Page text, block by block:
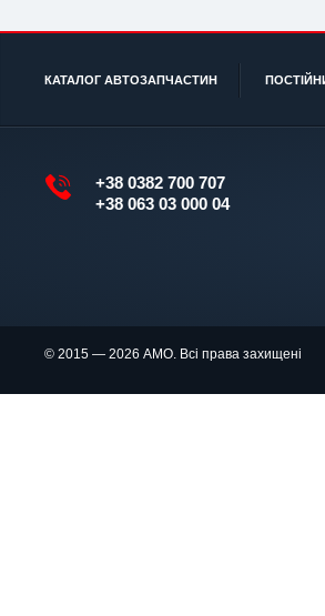
КАТАЛОГ АВТОЗАПЧАСТИН
+38 0382 700 707
+38 063 03 000 04
© 2015 — 2026 АМО. Всі права захищені